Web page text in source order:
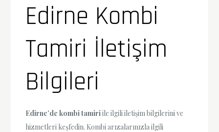
Edirne Kombi
Tamiri İletişim
Bilgileri
Edirne’de kombi tamiriile ilgili iletişim bilgilerini ve
hizmetleri keşfedin. Kombi arızalarınızla ilgili